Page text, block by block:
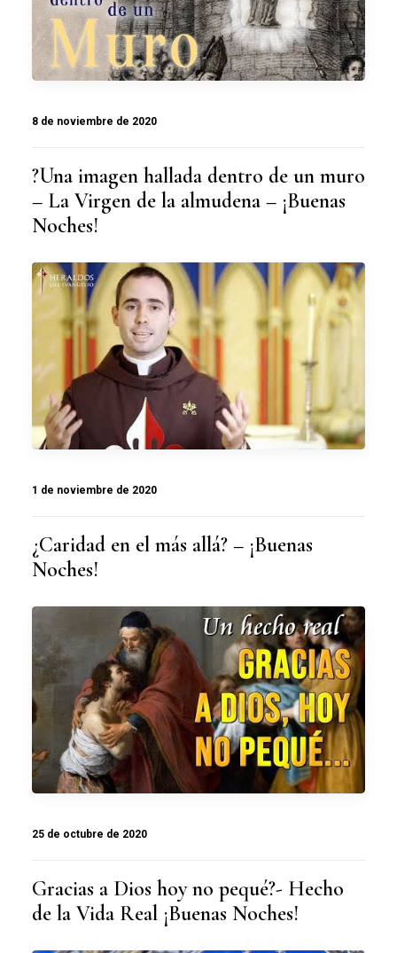
8 de noviembre de 2020
?Una imagen hallada dentro de un muro
– La Virgen de la almudena – ¡Buenas
Noches!
1 de noviembre de 2020
¿Caridad en el más allá? – ¡Buenas
Noches!
25 de octubre de 2020
Gracias a Dios hoy no pequé?- Hecho
de la Vida Real ¡Buenas Noches!